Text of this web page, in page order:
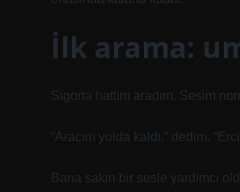
İlk arama:
Sigorta hattını aradım. Sesim
“Aracım yolda kaldı,” dedim.
Bana sakin bir sesle yardımcı